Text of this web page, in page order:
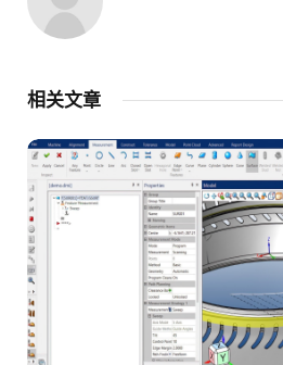
相关文章